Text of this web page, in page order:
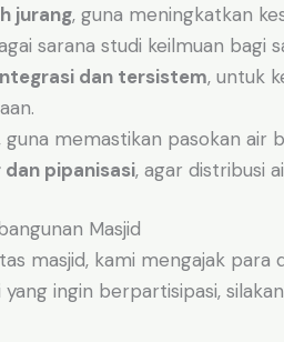
jurang, guna meningkatkan
sarana studi keilmuan bagi
dan tersistem, untuk
guna memastikan pasokan air
pipanisasi, agar distribusi
Masjid
masjid, kami mengajak
ingin berpartisipasi,